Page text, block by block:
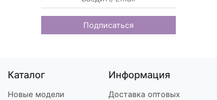
Подписаться
Каталог
Новые модели
Информация
Доставка оптовых